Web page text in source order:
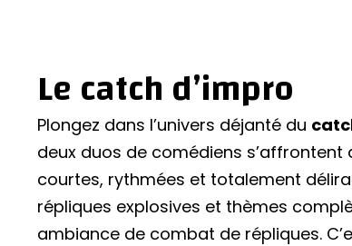
Le catch d’impro
Plongez dans l’univers déjanté du
deux duos de comédiens
courtes, rythmées et totalement
répliques explosives et thèmes
ambiance de combat de répliques.